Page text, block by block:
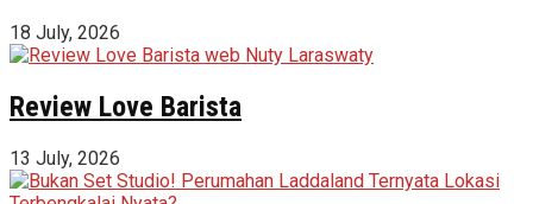
18 July, 2026
Review Love Barista
13 July, 2026